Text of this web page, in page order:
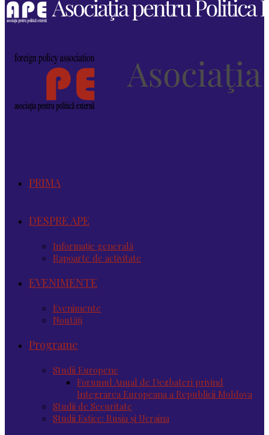
PRIMA
DESPRE APE
Informație generală
Rapoarte de activitate
EVENIMENTE
Evenimente
Noutăţi
Programe
Studii Europene
Forumul Anual de Dezbateri privind
Integrarea Europeana a Republicii Moldova
Studii de Securitate
Studii Estice: Rusia și Ucraina